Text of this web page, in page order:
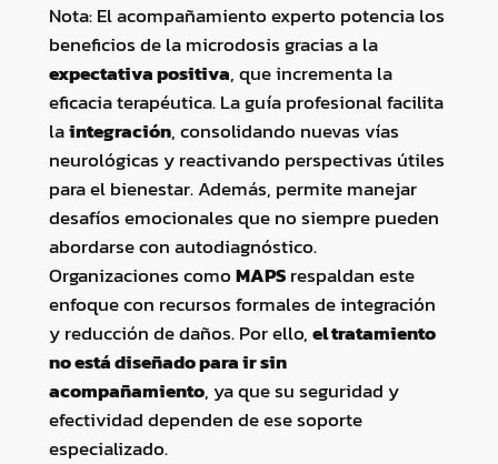
h
i
n
e
I
n
t
e
r
i
o
r
✨
c
a
n
Nota: El acompañamiento experto potencia los
beneficios de la microdosis gracias a la
expectativa positiva, que incrementa la
eficacia terapéutica. La guía profesional facilita
laintegración, consolidando nuevas vías
neurológicas y reactivando perspectivas útiles
para el bienestar. Además, permite manejar
desafíos emocionales que no siempre pueden
abordarse con autodiagnóstico.
Organizaciones comoMAPSrespaldan este
enfoque con recursos formales de integración
y reducción de daños. Por ello, el tratamiento
no está diseñado para ir sin
acompañamiento, ya que su seguridad y
efectividad dependen de ese soporte
especializado.